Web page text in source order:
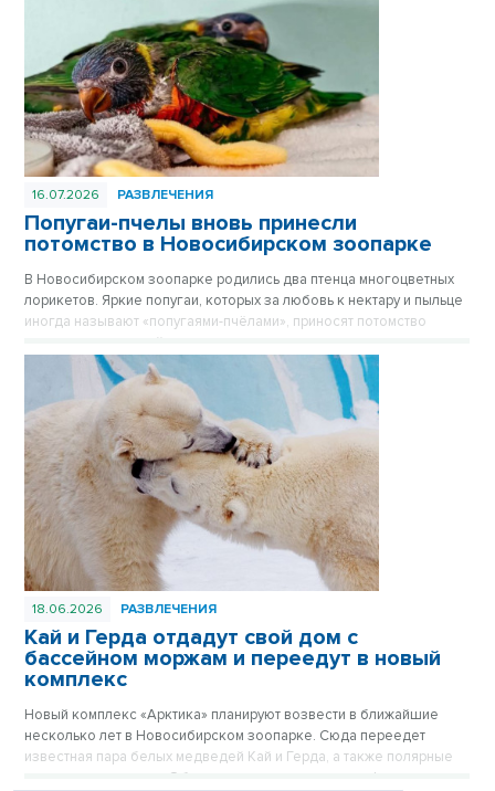
16.07.2026 РАЗВЛЕЧЕНИЯ
Попугаи-пчелы вновь принесли
потомство в Новосибирском зоопарке
В Новосибирском зоопарке родились два птенца многоцветных
лорикетов. Яркие попугаи, которых за любовь к нектару и пыльце
иногда называют «попугаями-пчёлами», приносят потомство
18.06.2026 РАЗВЛЕЧЕНИЯ
Кай и Герда отдадут свой дом с
бассейном моржам и переедут в новый
комплекс
Новый комплекс «Арктика» планируют возвести в ближайшие
несколько лет в Новосибирском зоопарке. Сюда переедет
известная пара белых медведей Кай и Герда, а также полярные
совы, волки и песцы. Об этом рассказал в прямом эфире